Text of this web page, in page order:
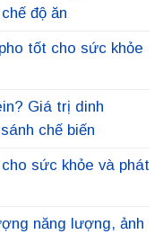
độ ăn
tốt cho sức khỏe
Giá trị dinh
chế biến
sức khỏe và phát
năng lượng, ảnh